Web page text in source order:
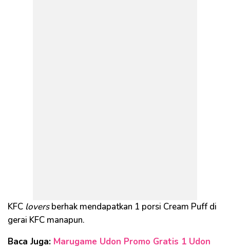
KFC loversberhak mendapatkan 1 porsi Cream Puff di
gerai KFC manapun.
Baca Juga: Marugame Udon Promo Gratis 1 Udon